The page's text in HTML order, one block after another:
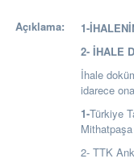
Açıklama: 1-
2- İHALE
İhale
idarece
1-Türkiye
2- TTK